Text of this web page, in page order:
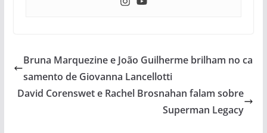
Bruna Marquezine e João Guilherme brilham no ca
samento de Giovanna Lancellotti
David Corenswet e Rachel Brosnahan falam sobre
Superman Legacy